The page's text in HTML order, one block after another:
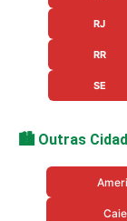
RJ
RR
SE
🏙️ Outras